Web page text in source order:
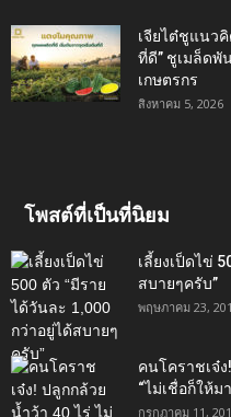
เจียไต๋ชูแนว
ที่ดี” ชูเมล็ดพั
เกษตรกร
สิงหาคม 5, 2026
โพสต์ที่เป็นที่นิยม
เลี้ยงเป็ดไข่
สบายๆครับ”
พฤษภาคม 23,
คนโคราชเจ๋
“ไม่เชื่อก็ให้ม
กรกฎาคม 11,